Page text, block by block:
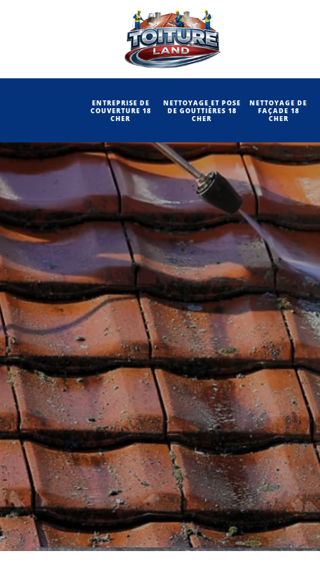
ENTREPRISE DE
COUVERTURE 18
CHER
NETTOYAGE ET POSE
DE GOUTTIÈRES 18
CHER
NETTOYAGE DE
FAÇADE 18
CHER